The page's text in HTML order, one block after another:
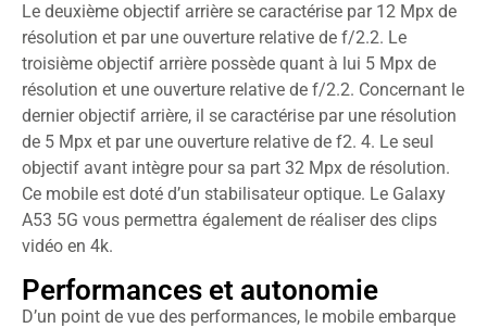
Le deuxième objectif arrière se caractérise par 12 Mpx de
résolution et par une ouverture relative de f/2.2. Le
troisième objectif arrière possède quant à lui 5 Mpx de
résolution et une ouverture relative de f/2.2. Concernant le
dernier objectif arrière, il se caractérise par une résolution
de 5 Mpx et par une ouverture relative de f2. 4. Le seul
objectif avant intègre pour sa part 32 Mpx de résolution.
Ce mobile est doté d’un stabilisateur optique. Le Galaxy
A53 5G vous permettra également de réaliser des clips
vidéo en 4k.
Performances et autonomie
D’un point de vue des performances, le mobile embarque